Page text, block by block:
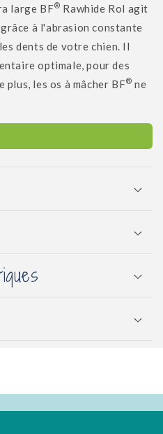
large BF® Rawhide Rol agit
à l'abrasion constante
dents de votre chien. Il
optimale, pour des
plus, les os à mâcher BF® ne